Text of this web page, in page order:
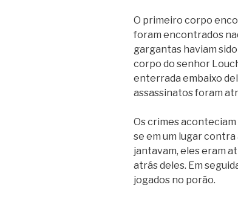
O primeiro corpo
foram encontrados
gargantas haviam
corpo do senhor
enterrada embaixo
assassinatos foram
Os crimes
se em um lugar
jantavam, eles eram
atrás deles. Em
jogados no porão.